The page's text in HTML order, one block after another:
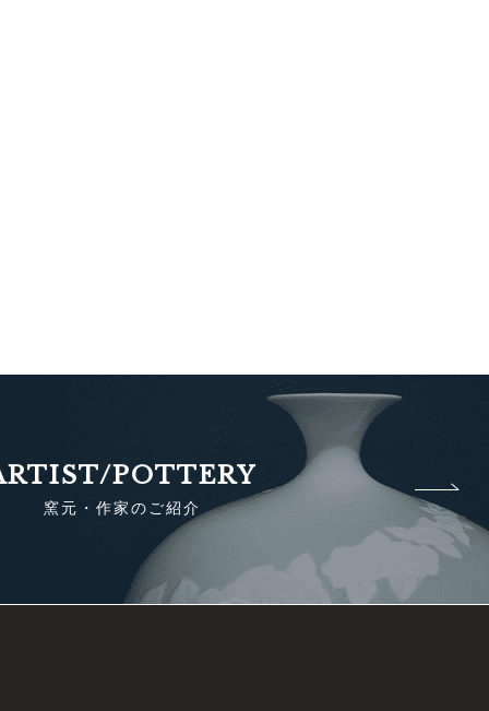
POTTERY
窯元・作家のご紹介